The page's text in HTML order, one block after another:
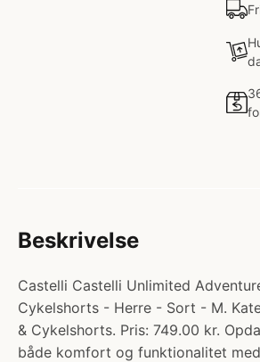
Beskrivelse
Castelli Castelli Unlimited
Cykelshorts - Herre - Sort - M.
& Cykelshorts. Pris: 749.00 kr.
både komfort og funktionalitet